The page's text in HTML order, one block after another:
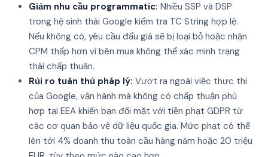
Giảm nhu cầu programmatic: Nhiều SSP và DSP
trong hệ sinh thái Google kiểm tra TC String hợp lệ.
Nếu không có, yêu cầu đấu giá sẽ bị loại bỏ hoặc nhận
CPM thấp hơn vì bên mua không thể xác minh trạng
thái chấp thuận.
Rủi ro tuân thủ pháp lý: Vượt ra ngoài việc thực thi
của Google, vận hành mà không có chấp thuận phù
hợp tại EEA khiến bạn đối mặt với tiền phạt GDPR từ
các cơ quan bảo vệ dữ liệu quốc gia. Mức phạt có thể
lên tới 4% doanh thu toàn cầu hàng năm hoặc 20 triệu